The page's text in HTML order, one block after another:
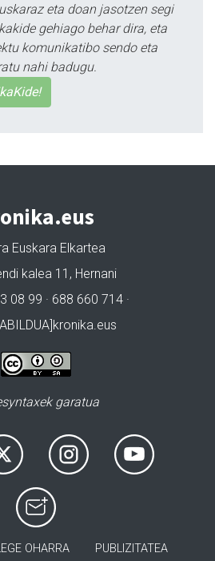
eta doan jasotzen segi
gehiago behar dira, eta
komunikatibo sendo eta
nahi badugu.
Euskara Elkartea
kalea 11, Hernani
08 99 · 688 660 714 ·
garatua
OHARRA PUBLIZITATEA